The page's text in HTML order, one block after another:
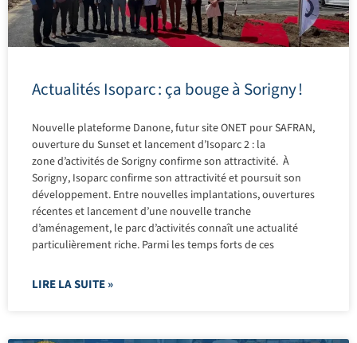
Actualités Isoparc : ça bouge à Sorigny !
Nouvelle plateforme Danone, futur site ONET pour SAFRAN,
ouverture du Sunset et lancement d’Isoparc 2 : la
zone d’activités de Sorigny confirme son attractivité. À
Sorigny, Isoparc confirme son attractivité et poursuit son
développement. Entre nouvelles implantations, ouvertures
récentes et lancement d’une nouvelle tranche
d’aménagement, le parc d’activités connaît une actualité
particulièrement riche. Parmi les temps forts de ces
LIRE LA SUITE »